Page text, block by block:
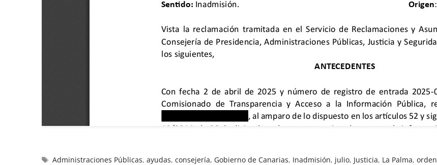
Administraciones Públicas,ayudas,consejería, Gobierno de Canarias, Inadmisión, julio, Justicia, La Palma,orden